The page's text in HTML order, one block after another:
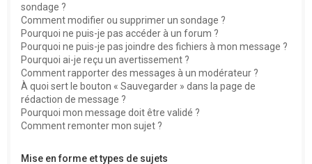
sondage ?
Comment modifier ou supprimer un sondage ?
Pourquoi ne puis-je pas accéder à un forum ?
Pourquoi ne puis-je pas joindre des fichiers à mon message ?
Pourquoi ai-je reçu un avertissement ?
Comment rapporter des messages à un modérateur ?
À quoi sert le bouton « Sauvegarder » dans la page de
rédaction de message ?
Pourquoi mon message doit être validé ?
Comment remonter mon sujet ?
Mise en forme et types de sujets